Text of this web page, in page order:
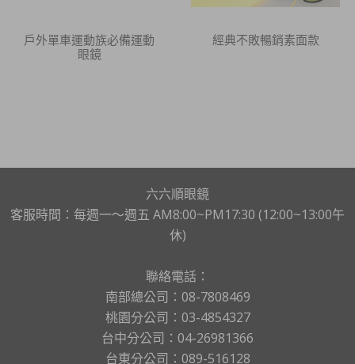
戶外單車運動族必備運動
眼鏡
經典不敗暢銷素面款
六六順眼鏡
客服時間：每週一～週五 AM8:00~PM17:30 (12:00~13:00午
休)
聯絡電話：
南部總公司：08-7808469
桃園分公司：03-4854327
台中分公司：04-26981366
台東分公司：089-516128